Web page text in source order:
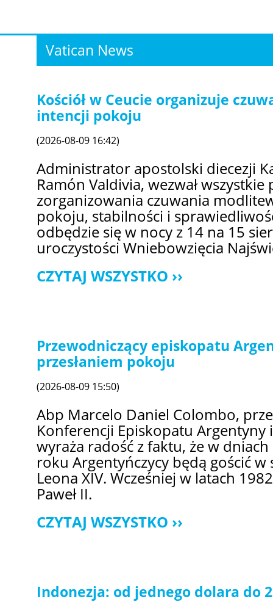
Vatican News
Kościół w Ceucie organizuje
intencji pokoju
(2026-08-09 16:42)
Administrator apostolski diecezji
Ramón Valdivia, wezwał
zorganizowania czuwania
pokoju, stabilności i
odbędzie się w nocy z 14 na 15
uroczystości Wniebowzięcia
CZYTAJ WSZYSTKO
Przewodniczący episkopatu
przesłaniem pokoju
(2026-08-09 15:50)
Abp Marcelo Daniel Colombo,
Konferencji Episkopatu
wyraża radość z faktu, że w
roku Argentyńczycy będą gościć
Leona XIV. Wcześniej w latach
Paweł II.
CZYTAJ WSZYSTKO
Indonezja: od jednego dolara do